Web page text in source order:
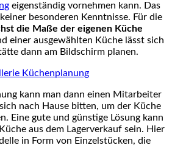
eigenständig vornehmen kann. Das
besonderen Kenntnisse. Für die
die Maße der eigenen Küche
einer ausgewählten Küche lässt sich
dann am Bildschirm planen.
Küchenplanung
kann man dann einen Mitarbeiter
nach Hause bitten, um der Küche
Eine gute und günstige Lösung kann
aus dem Lagerverkauf sein. Hier
in Form von Einzelstücken, die